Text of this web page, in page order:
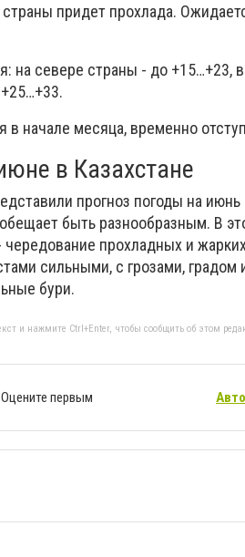
придет прохлада.
на севере страны - до +15…+23,
начале месяца, временно
в Казахстане
прогноз погоды на июнь
быть разнообразным. В
прохладных и
сильными, с грозами, градом
бури.
и нажмите Ctrl+Enter, чтобы сообщить об этом
Оцените первым